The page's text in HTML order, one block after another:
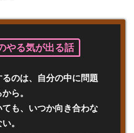
やる気が出る話
るのは、自分の中に問題
ら。
も、いつか向き合わな
。